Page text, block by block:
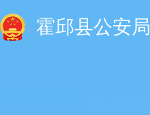
霍邱县公安局